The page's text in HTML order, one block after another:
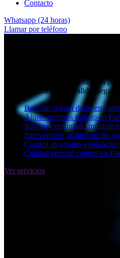
Contacto
Whatsapp (24 horas)
Llamar por teléfono
Perito informático
Informes periciales informáticos
abogados con toda la validez legal.
Borrado seguro datos en
Ajuste recursos trabajo en
Soporte continuado múltiple
Intervención, planificación,
Control incidentes evidencias
Calidad pericial control en
Ver servicios